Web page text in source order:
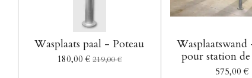
Wasplaats paal - Poteau
180,00 € 219,00 €
Wasplaatswand
pour station
575,00 €